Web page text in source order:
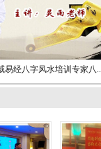
八字风水培训专家八...